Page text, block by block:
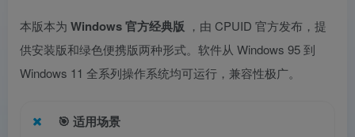
本版本为 Windows 官方经典版 ，由 CPUID 官方发布，提
供安装版和绿色便携版两种形式。软件从 Windows 95 到
Windows 11 全系列操作系统均可运行，兼容性极广。
🎯 适用场景